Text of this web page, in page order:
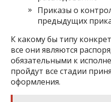
Приказы о
предыдущих
К какому бы типу
все они являются
обязательными к
пройдут все стадии
оформления.